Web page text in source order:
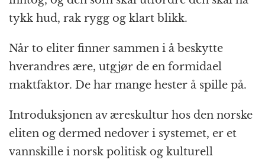
tykk hud, rak rygg og klart blikk.
Når to eliter finner sammen i å beskytte
hverandres ære, utgjør de en formidael
maktfaktor. De har mange hester å spille på.
Introduksjonen av æreskultur hos den norske
eliten og dermed nedover i systemet, er et
vannskille i norsk politisk og kulturell